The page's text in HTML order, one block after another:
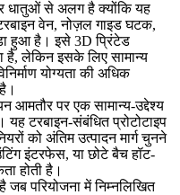
धातुओं से अलग है क्योंकि यह
वेन, नोज़ल गाइड घटक,
हुआ है। इसे 3D प्रिंटेड
है, लेकिन इसके लिए सामान्य
योग्यता की अधिक
आमतौर पर एक सामान्य-उद्देश्य
टरबाइन-संबंधित प्रोटोटाइप
को अंतिम उत्पादन मार्ग चुनने
इंटरफेस, या छोटे बैच हॉट-
होती है।
जब परियोजना में निम्नलिखित